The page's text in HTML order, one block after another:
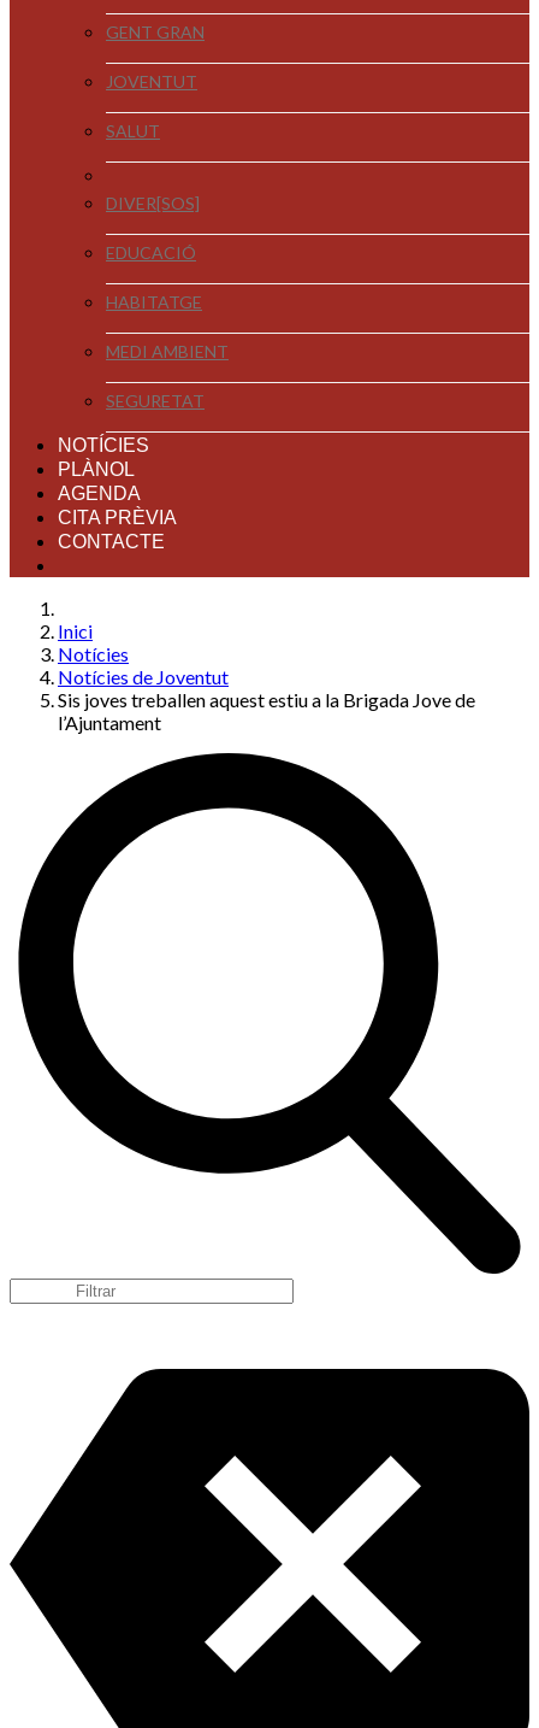
GENT GRAN
JOVENTUT
SALUT
DIVER[SOS]
EDUCACIÓ
HABITATGE
MEDI AMBIENT
SEGURETAT
NOTÍCIES
PLÀNOL
AGENDA
CITA PRÈVIA
CONTACTE
Inici
Notícies
Notícies de Joventut
Sis joves treballen aquest estiu a la Brigada Jove de
l’Ajuntament